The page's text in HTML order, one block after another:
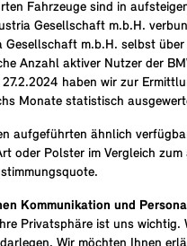
Fahrzeuge sind in
Gesellschaft m.b.H.
Gesellschaft m.b.H. selbst
Anzahl aktiver Nutzer der
haben wir zur
Monate statistisch
aufgeführten ähnlich
oder Polster im Vergleich
Kommunikation und
Privatsphäre ist uns wichtig.